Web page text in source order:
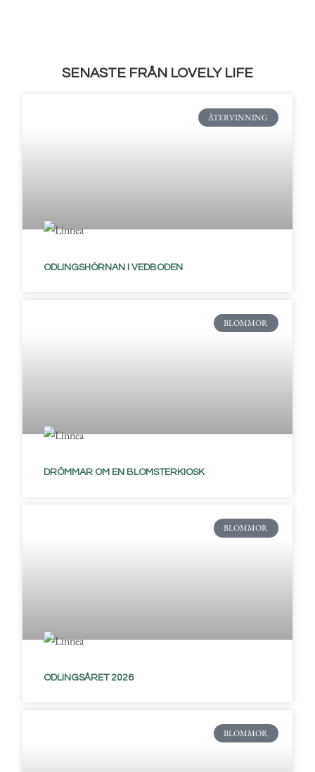
SENASTE FRÅN LOVELY LIFE
ÅTERVINNING
ODLINGSHÖRNAN I VEDBODEN
BLOMMOR
DRÖMMAR OM EN BLOMSTERKIOSK
BLOMMOR
ODLINGSÅRET 2026
BLOMMOR